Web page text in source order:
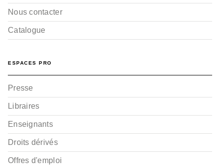
Nous contacter
Catalogue
ESPACES PRO
Presse
Libraires
Enseignants
Droits dérivés
Offres d'emploi